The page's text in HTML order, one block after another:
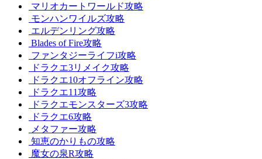
マリオカートワールド攻略
モンハンワイルズ攻略
エルデンリング攻略
Blades of Fire攻略
ファンタジーライフi攻略
ドラクエ3リメイク攻略
ドラクエ10オフライン攻略
ドラクエ11攻略
ドラクエモンスターズ3攻略
ドラクエ6攻略
メタファー攻略
知恵のかりもの攻略
魔女の泉R攻略